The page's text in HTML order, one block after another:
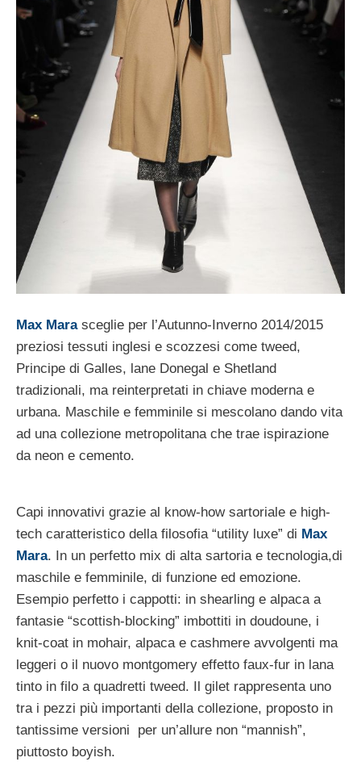
Max Marasceglie per l’Autunno-Inverno 2014/2015
preziosi tessuti inglesi e scozzesi come tweed,
Principe di Galles, lane Donegal e Shetland
tradizionali, ma reinterpretati in chiave moderna e
urbana. Maschile e femminile si mescolano dando vita
ad una collezione metropolitana che trae ispirazione
da neon e cemento.
Capi innovativi grazie al know-how sartoriale e high-
tech caratteristico della filosofia “utility luxe” di Max
Mara. In un perfetto mix di alta sartoria e tecnologia,di
maschile e femminile, di funzione ed emozione.
Esempio perfetto i cappotti: in shearling e alpaca a
fantasie “scottish-blocking” imbottiti in doudoune, i
knit-coat in mohair, alpaca e cashmere avvolgenti ma
leggeri o il nuovo montgomery effetto faux-fur in lana
tinto in filo a quadretti tweed. Il gilet rappresenta uno
tra i pezzi più importanti della collezione, proposto in
tantissime versioni per un’allure non “mannish”,
piuttosto boyish.